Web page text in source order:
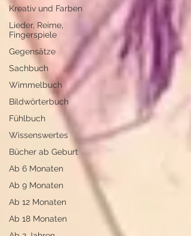
Kreativ und Farben
Lieder, Reime,
Fingerspiele
Gegensätze
Sachbuch
Wimmelbuch
Bildwörterbuch
Fühlbuch
Wissenswertes
Bücher ab Geburt
Ab 6 Monaten
Ab 9 Monaten
Ab 12 Monaten
Ab 18 Monaten